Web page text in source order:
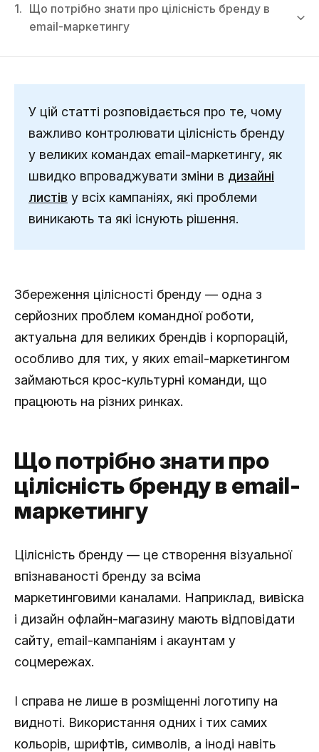
1. Що потрібно знати про цілісність бренду в
email-маркетингу
У цій статті розповідається про те, чому
важливо контролювати цілісність бренду
у великих командах email-маркетингу, як
швидко впроваджувати зміни в дизайні
листів у всіх кампаніях, які проблеми
виникають та які існують рішення.
Збереження цілісності бренду — одна з
серйозних проблем командної роботи,
актуальна для великих брендів і корпорацій,
особливо для тих, у яких email-маркетингом
займаються крос-культурні команди, що
працюють на різних ринках.
Що потрібно знати про
цілісність бренду в email-
маркетингу
Цілісність бренду — це створення візуальної
впізнаваності бренду за всіма
маркетинговими каналами. Наприклад, вивіска
і дизайн офлайн-магазину мають відповідати
сайту, email-кампаніям і акаунтам у
соцмережах.
І справа не лише в розміщенні логотипу на
видноті. Використання одних і тих самих
кольорів, шрифтів, символів, а іноді навіть